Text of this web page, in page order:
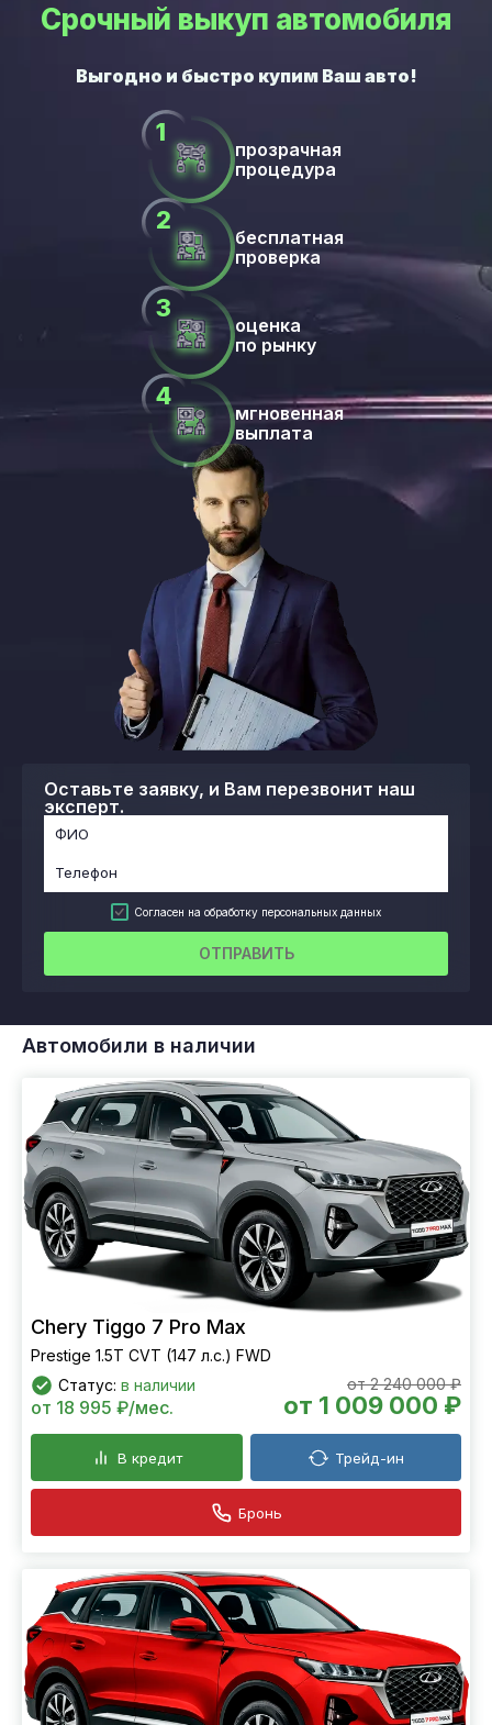
Срочный выкуп автомобиля
Оставьте заявку, и Вам перезвонит наш
эксперт.
Согласен на обработку персональных данных
ОТПРАВИТЬ
прозрачная
процедура
бесплатная
проверка
оценка
по рынку
мгновенная
выплата
Автомобили в наличии
Chery Tiggo 7 Pro Max
Prestige 1.5T CVT (147 л.с.) FWD
Статус: в наличии от 2 240 000 ₽
от 1 009 000 ₽
от 18 995 ₽/мес.
В кредит Трейд-ин
Бронь